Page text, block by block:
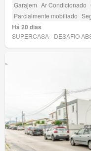
Garajem Ar Condicionado
Parcialmente mobiliado
Há 20 dias
SUPERCASA - DESAFIO